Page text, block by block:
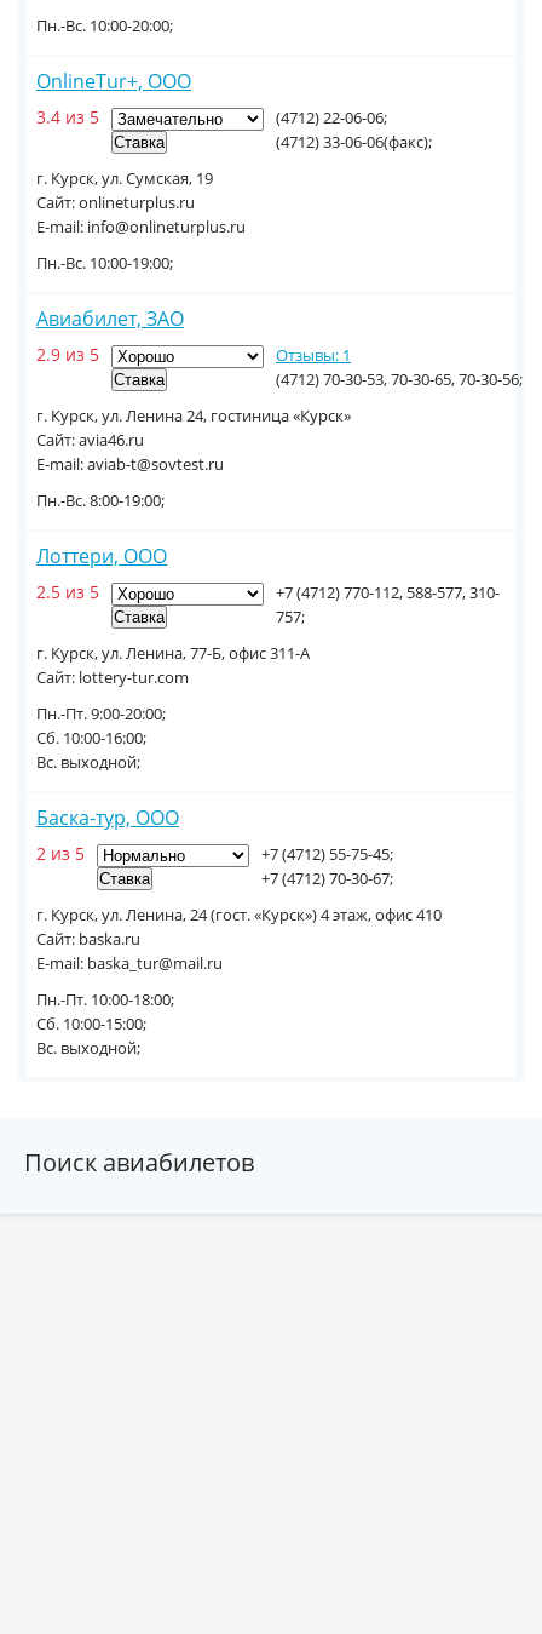
Пн.-Вс. 10:00-20:00;
OnlineTur+, ООО
3.4 из 5
г. Курск, ул. Сумская, 19
Сайт: onlineturplus.ru
E-mail: info@onlineturplus.ru
(4712) 22-06-06;
(4712) 33-06-06(факс);
Пн.-Вс. 10:00-19:00;
Авиабилет, ЗАО
2.9 из 5 Отзывы: 1
г. Курск, ул. Ленина 24, гостиница «Курск»
Сайт: avia46.ru
E-mail: aviab-t@sovtest.ru
(4712) 70-30-53, 70-30-65, 70-30-56;
Пн.-Вс. 8:00-19:00;
Лоттери, ООО
2.5 из 5
г. Курск, ул. Ленина, 77-Б, офис 311-А
Сайт: lottery-tur.com
+7 (4712) 770-112, 588-577, 310-
757;
Пн.-Пт. 9:00-20:00;
Сб. 10:00-16:00;
Вс. выходной;
Баска-тур, ООО
2 из 5
г. Курск, ул. Ленина, 24 (гост. «Курск») 4 этаж, офис 410
Сайт: baska.ru
E-mail: baska_tur@mail.ru
+7 (4712) 55-75-45;
+7 (4712) 70-30-67;
Пн.-Пт. 10:00-18:00;
Сб. 10:00-15:00;
Вс. выходной;
Поиск авиабилетов